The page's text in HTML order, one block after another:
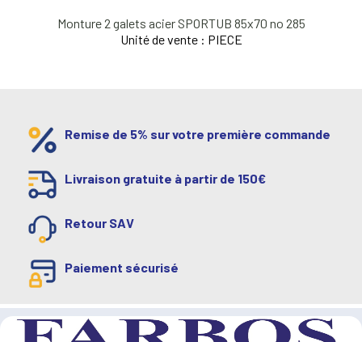
Monture 2 galets acier SPORTUB 85x70 no 285
Unité de vente : PIECE
Remise de 5% sur votre première commande
Livraison gratuite à partir de 150€
Retour SAV
Paiement sécurisé